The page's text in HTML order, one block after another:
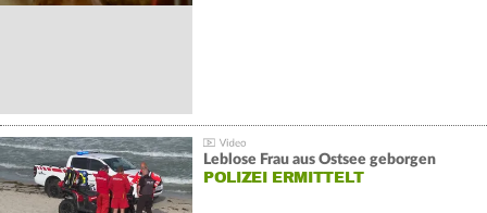
Leblose Frau aus Ostsee geborgen
POLIZEI ERMITTELT